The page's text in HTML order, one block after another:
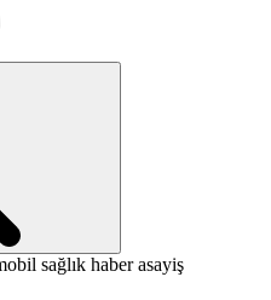
sağlık haberasayiş